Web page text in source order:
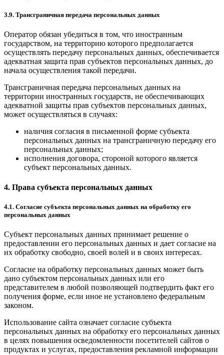
3.9. Трансграничная передача персональных данных
Оператор обязан убедиться в том, что иностранным
государством, на территорию которого предполагается
осуществлять передачу персональных данных, обеспечивается
адекватная защита прав субъектов персональных данных, до
начала осуществления такой передачи.
Трансграничная передача персональных данных на
территории иностранных государств, не обеспечивающих
адекватной защиты прав субъектов персональных данных,
может осуществляться в случаях:
наличия согласия в письменной форме субъекта
персональных данных на трансграничную передачу его
персональных данных;
исполнения договора, стороной которого является
субъект персональных данных.
4. Права субъекта персональных данных
4.1. Согласие субъекта персональных данных на обработку его
персональных данных
Субъект персональных данных принимает решение о
предоставлении его персональных данных и дает согласие на
их обработку свободно, своей волей и в своих интересах.
Согласие на обработку персональных данных может быть
дано субъектом персональных данных или его
представителем в любой позволяющей подтвердить факт его
получения форме, если иное не установлено федеральным
законом.
Использование сайта означает согласие субъекта
персональных данных на обработку его персональных данных
в целях повышения осведомленности посетителей сайтов о
продуктах и услугах, предоставления рекламной информации